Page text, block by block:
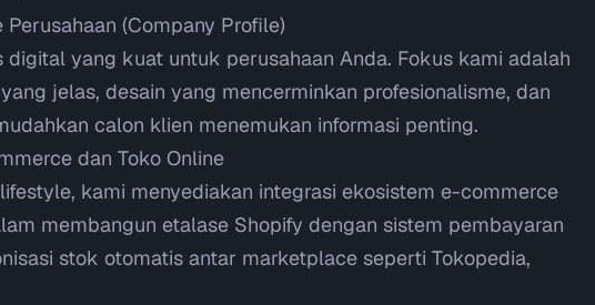
(Company Profile)
yang kuat untuk perusahaan Anda. Fokus kami adalah
jelas, desain yang mencerminkan profesionalisme, dan
calon klien menemukan informasi penting.
dan Toko Online
kami menyediakan integrasi ekosistem e-commerce
membangun etalase Shopify dengan sistem pembayaran
stok otomatis antar marketplace seperti Tokopedia,